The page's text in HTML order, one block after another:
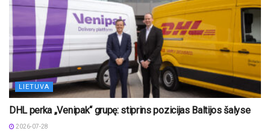
LIETUVA
DHL perka „Venipak“ grupę: stiprins pozicijas Baltijos šalyse
2026-07-28